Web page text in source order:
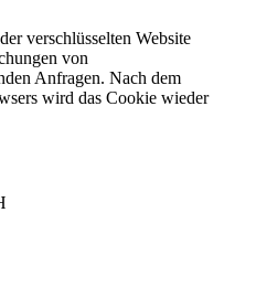
verschlüsselten Website
von
Anfragen. Nach dem
wird das Cookie wieder